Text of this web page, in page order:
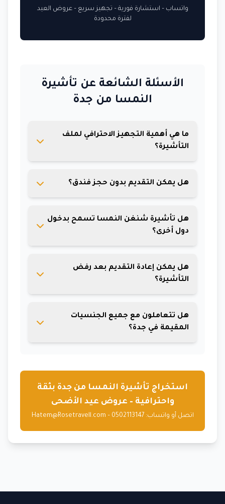
واتساب – استشارة فورية – تجهيز سريع – عروض العيد
لفترة محدودة
الأسئلة الشائعة عن تأشيرة
النمسا من جدة
ما هي أهمية التجهيز الاحترافي لملف
التأشيرة؟
الشائعة وضمان مطابقة جميع المستندات
لشروط السفارة النمساوية.
هل يمكن التقديم بدون حجز فندق؟
ملف التأشيرة. نحن نوفر حجوزات معتمدة
وقابلة للإلغاء.
هل تأشيرة شنغن النمسا تسمح بدخول
دول أخرى؟
الشنغن خلال فترة صلاحية التأشيرة.
هل يمكن إعادة التقديم بعد رفض
التأشيرة؟
الرفض وتحسين الملف بشكل مناسب، ونحن
نساعدك في ذلك.
هل تتعاملون مع جميع الجنسيات
المقيمة في جدة؟
استخراج تأشيرة النمسا من جدة بثقة
واحترافية – عروض عيد الأضحى
اتصل أو واتساب: 0502113147 – Hatem@Rosetravell.com